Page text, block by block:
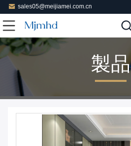
sales05@meijiamei.com.cn
製品